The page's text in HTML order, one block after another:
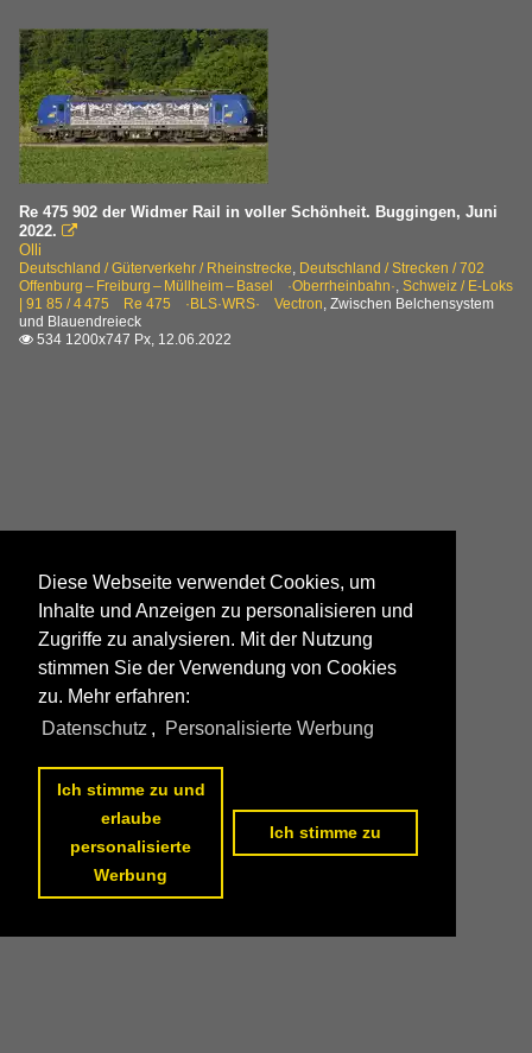
Re 475 902 der Widmer Rail in voller Schönheit. Buggingen, Juni
2022. 
Olli
Deutschland / Güterverkehr / Rheinstrecke, Deutschland / Strecken / 702
Offenburg – Freiburg – Müllheim – Basel ·Oberrheinbahn·, Schweiz / E-Loks
| 91 85 / 4 475 Re 475 ·BLS·WRS· Vectron, Zwischen Belchensystem
und Blauendreieck
 534 1200x747 Px, 12.06.2022
Diese Webseite verwendet Cookies, um
Inhalte und Anzeigen zu personalisieren und
Zugriffe zu analysieren. Mit der Nutzung
stimmen Sie der Verwendung von Cookies
zu. Mehr erfahren:
Datenschutz , Personalisierte Werbung
Ich stimme zu und
erlaube
personalisierte
Werbung
Ich stimme zu